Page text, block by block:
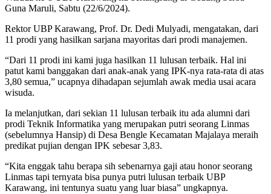
Guna Maruli, Sabtu (22/6/2024).
Rektor UBP Karawang, Prof. Dr. Dedi Mulyadi, mengatakan, dari
11 prodi yang hasilkan sarjana mayoritas dari prodi manajemen.
“Dari 11 prodi ini kami juga hasilkan 11 lulusan terbaik. Hal ini
patut kami banggakan dari anak-anak yang IPK-nya rata-rata di atas
3,80 semua,” ucapnya dihadapan sejumlah awak media usai acara
wisuda.
Ia melanjutkan, dari sekian 11 lulusan terbaik itu ada alumni dari
prodi Teknik Informatika yang merupakan putri seorang Linmas
(sebelumnya Hansip) di Desa Bengle Kecamatan Majalaya meraih
predikat pujian dengan IPK sebesar 3,83.
“Kita enggak tahu berapa sih sebenarnya gaji atau honor seorang
Linmas tapi ternyata bisa punya putri lulusan terbaik UBP
Karawang, ini tentunya suatu yang luar biasa” ungkapnya.